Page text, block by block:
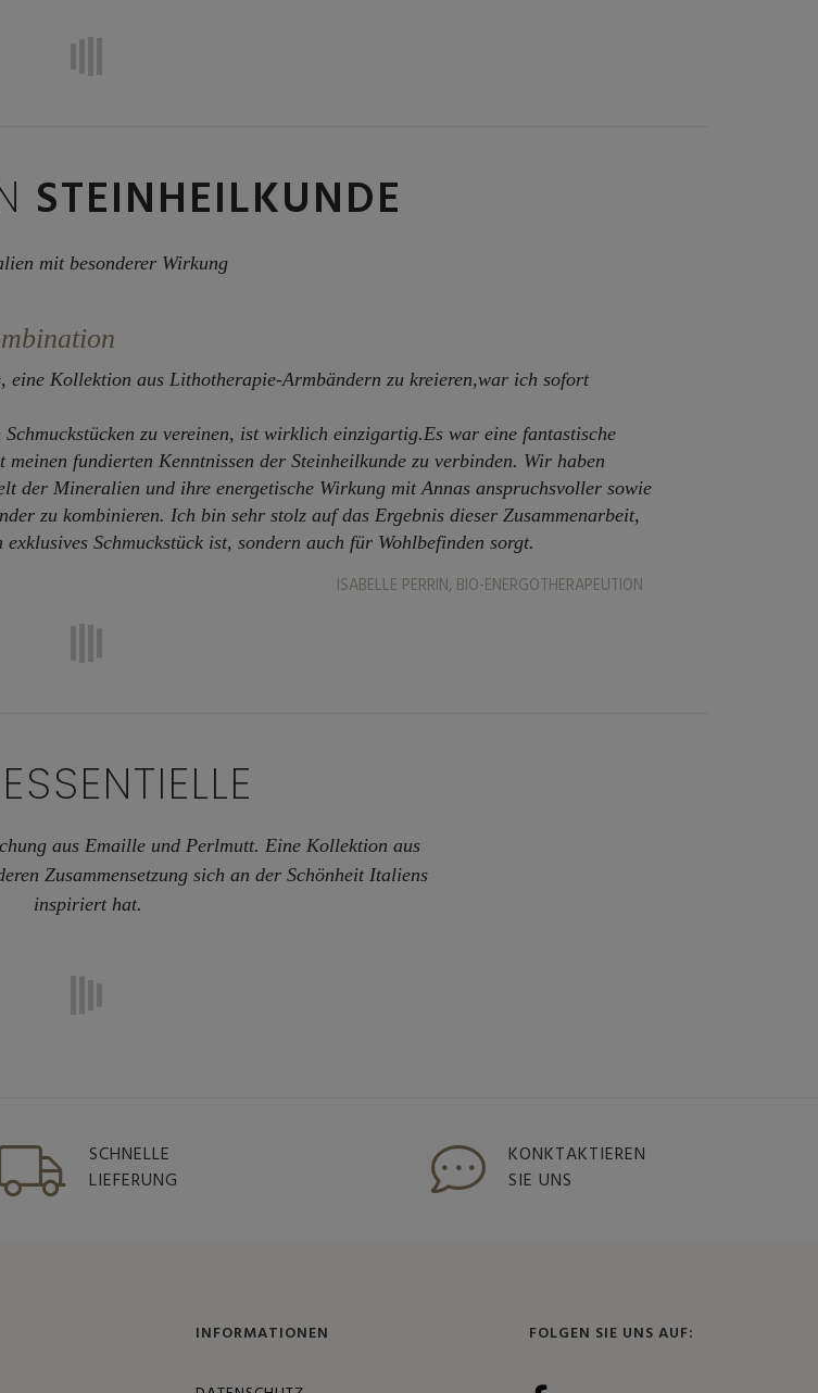
STEINHEILKUNDE
mit besonderer Wirkung
eine Kollektion aus Lithotherapie-Armbändern zu kreieren,war ich sofort
zu vereinen, ist wirklich einzigartig.Es war eine fantastische
fundierten Kenntnissen der Steinheilkunde zu verbinden. Wir haben
der Mineralien und ihre energetische Wirkung mit Annas anspruchsvoller sowie
zu kombinieren. Ich bin sehr stolz auf das Ergebnis dieser Zusammenarbeit,
Schmuckstück ist, sondern auch für Wohlbefinden sorgt.
ISABELLE PERRIN, BIO-ENERGOTHERAPEUTION
aus Emaille und Perlmutt. Eine Kollektion aus
Zusammensetzung sich an der Schönheit Italiens
inspiriert hat.
SCHNELLE
LIEFERUNG
KONKTAKTIEREN
SIE UNS
INFORMATIONEN FOLGEN SIE UNS AUF: